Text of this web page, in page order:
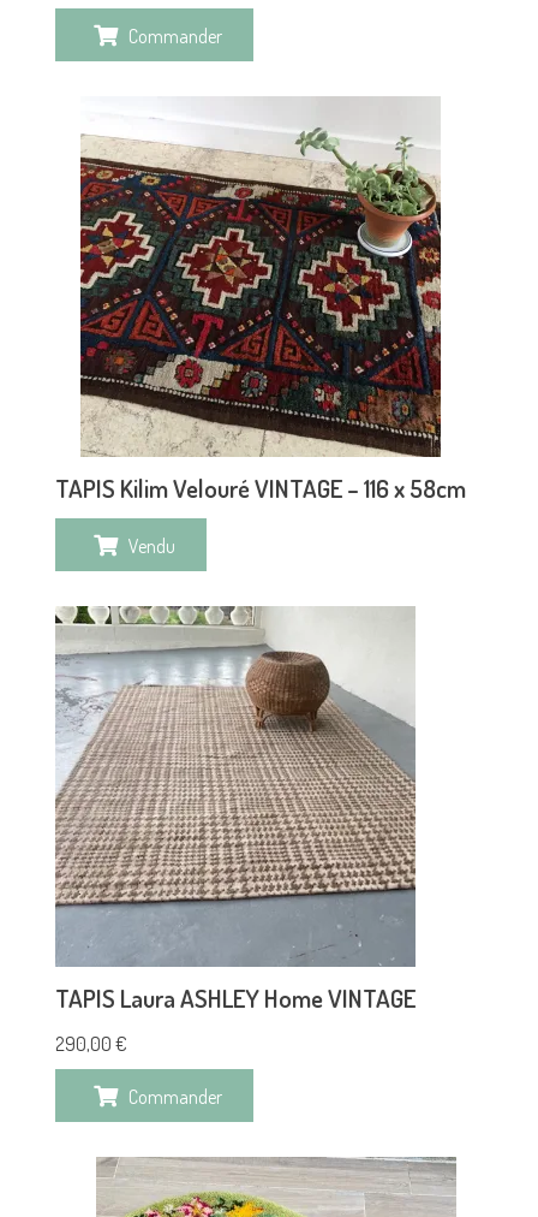
Commander
TAPIS Kilim Velouré VINTAGE – 116 x 58cm
Vendu
TAPIS Laura ASHLEY Home VINTAGE
290,00 €
Commander